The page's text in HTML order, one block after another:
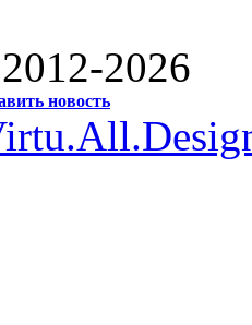
2026
новость